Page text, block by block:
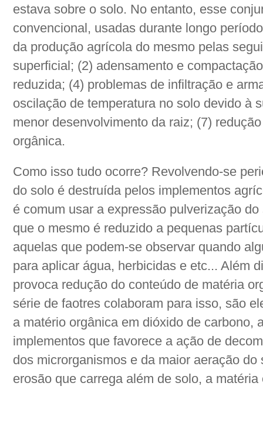
estava sobre o solo. No entanto, esse
convencional, usadas durante longo
da produção agrícola do mesmo pelas
superficial; (2) adensamento e
reduzida; (4) problemas de infiltração e
oscilação de temperatura no solo devido à
menor desenvolvimento da raiz; (7)
orgânica.
Como isso tudo ocorre? Revolvendo-se
do solo é destruída pelos implementos
é comum usar a expressão pulverização
que o mesmo é reduzido a pequenas
aquelas que podem-se observar quando
para aplicar água, herbicidas e etc... Além
provoca redução do conteúdo de matéria
série de faotres colaboram para isso, são
a matério orgânica em dióxido de carbono,
implementos que favorece a ação de
dos microrganismos e da maior aeração
erosão que carrega além de solo, a